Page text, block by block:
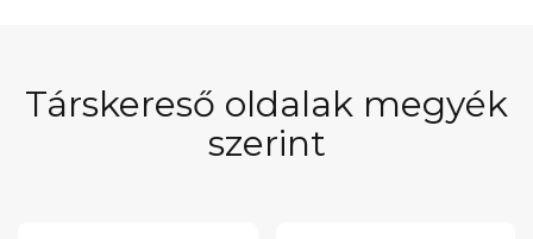
Társkereső oldalak megyék
szerint